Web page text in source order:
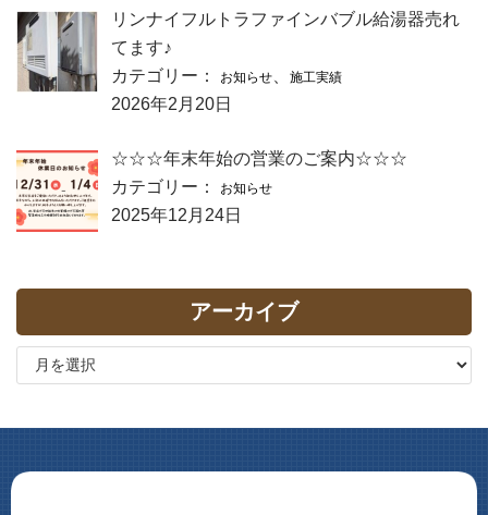
リンナイフルトラファインバブル給湯器売れ
てます♪
カテゴリー：
お知らせ 施工実績
2026年2月20日
☆☆☆年末年始の営業のご案内☆☆☆
カテゴリー：
お知らせ
2025年12月24日
アーカイブ